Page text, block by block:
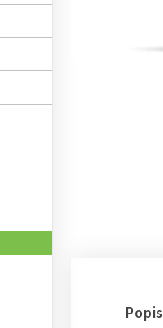
Popis